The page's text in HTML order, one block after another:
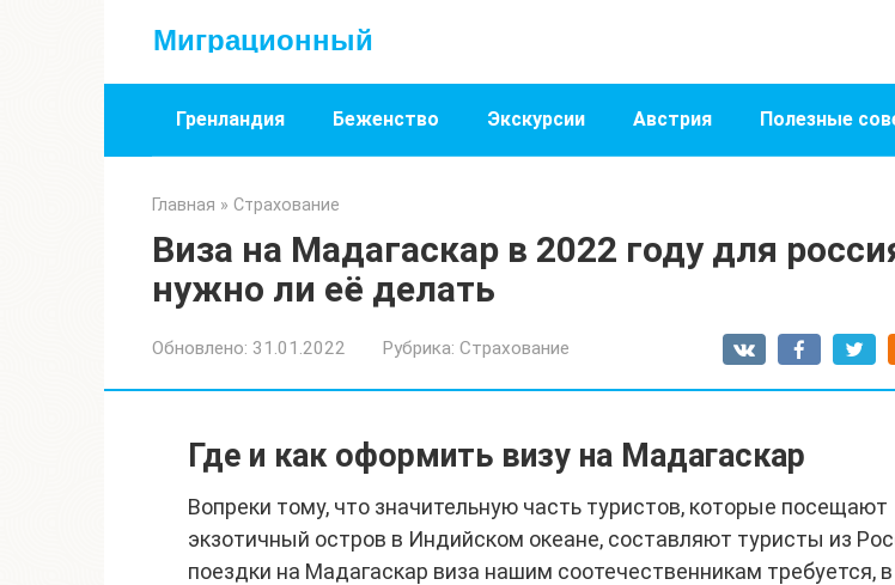
Миграционный
Гренландия Беженство Экскурсии Австрия Полезные
Главная » Страхование
Виза на Мадагаскар в 2022 году для
нужно ли её делать
Обновлено: 31.01.2022 Рубрика: Страхование
Где и как оформить визу на Мадагаскар
Вопреки тому, что значительную часть туристов, которые посещают
экзотичный остров в Индийском океане, составляют туристы из
поездки на Мадагаскар виза нашим соотечественникам требуется,